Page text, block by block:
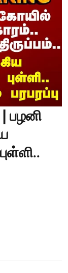
பழனி